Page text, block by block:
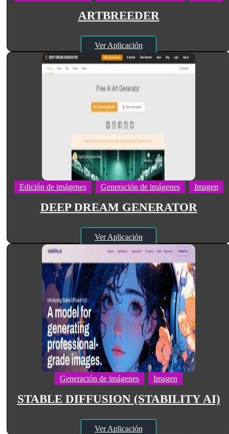
ARTBREEDER
Ver Aplicación
Edición de imágenes Generación de imágenes Imagen
DEEP DREAM GENERATOR
Ver Aplicación
Generación de imágenes Imagen
STABLE DIFFUSION (STABILITY AI)
Ver Aplicación